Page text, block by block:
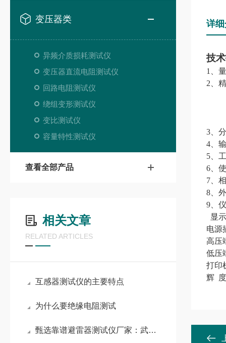
变压器类
异频介质损耗测试仪
变压器直流电阻测试仪
回路电阻测试仪
绕组变形测试仪
变比测试仪
容量特性测试仪
查看全部产品
相关文章
RELATED ARTICLES
互感器测试仪的主要特点
为什么要绝缘电阻测试
甄选靠谱避雷器测试仪厂家：武汉华远电气
详
技
1、
2、
3、
4、
5、
6、
7、
8、
9、
显
电源
高压
低压
打印
辉